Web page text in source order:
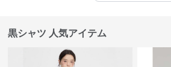
黒シャツ 人気アイテム